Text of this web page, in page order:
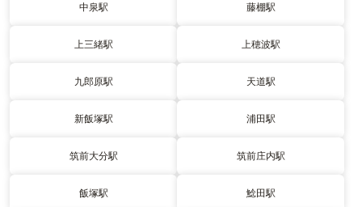
中泉駅 藤棚駅
上三緒駅 上穂波駅
九郎原駅 天道駅
新飯塚駅 浦田駅
筑前大分駅 筑前庄内駅
飯塚駅 鯰田駅